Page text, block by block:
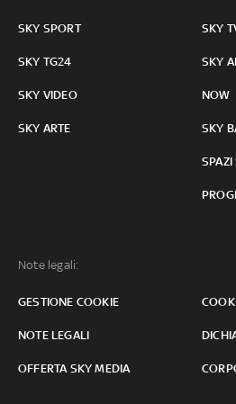
SKY SPORT
SKY TG24
SKY VIDEO
SKY ARTE
SKY
SKY
NOW
SKY
SPAZI
Note legali:
GESTIONE COOKIE
NOTE LEGALI
OFFERTA SKY MEDIA